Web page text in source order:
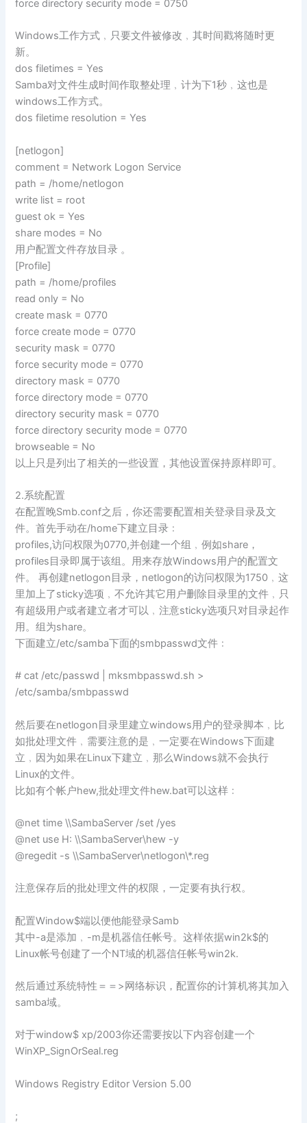
force directory security mode = 0750
Windows工作方式﹐只要文件被修改﹐其时间戳将随时更
新。
dos filetimes = Yes
Samba对文件生成时间作取整处理﹐计为下1秒﹐这也是
windows工作方式。
dos filetime resolution = Yes
[netlogon]
comment = Network Logon Service
path = /home/netlogon
write list = root
guest ok = Yes
share modes = No
用户配置文件存放目录 。
[Profile]
path = /home/profiles
read only = No
create mask = 0770
force create mode = 0770
security mask = 0770
force security mode = 0770
directory mask = 0770
force directory mode = 0770
directory security mask = 0770
force directory security mode = 0770
browseable = No
以上只是列出了相关的一些设置，其他设置保持原样即可。
2.系统配置
在配置晚Smb.conf之后，你还需要配置相关登录目录及文
件。首先手动在/home下建立目录﹕
profiles,访问权限为0770,并创建一个组﹐例如share，
profiles目录即属于该组。用来存放Windows用户的配置文
件。 再创建netlogon目录，netlogon的访问权限为1750﹐这
里加上了sticky选项﹐不允许其它用户删除目录里的文件﹐只
有超级用户或者建立者才可以﹐注意sticky选项只对目录起作
用。组为share。
下面建立/etc/samba下面的smbpasswd文件﹕
# cat /etc/passwd | mksmbpasswd.sh >
/etc/samba/smbpasswd
然后要在netlogon目录里建立windows用户的登录脚本﹐比
如批处理文件﹐需要注意的是﹐一定要在Windows下面建
立﹐因为如果在Linux下建立﹐那么Windows就不会执行
Linux的文件。
比如有个帐户hew,批处理文件hew.bat可以这样﹕
@net time \\SambaServer /set /yes
@net use H: \\SambaServer\hew -y
@regedit -s \\SambaServer\netlogon\*.reg
注意保存后的批处理文件的权限，一定要有执行权。
配置Window$端以便他能登录Samb
其中-a是添加﹐-m是机器信任帐号。这样依据win2k$的
Linux帐号创建了一个NT域的机器信任帐号win2k.
然后通过系统特性＝＝>网络标识，配置你的计算机将其加入
samba域。
对于window$ xp/2003你还需要按以下内容创建一个
WinXP_SignOrSeal.reg
Windows Registry Editor Version 5.00
;